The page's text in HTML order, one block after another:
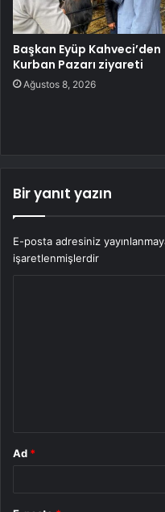
Başkan Eyüp Kahveci’den
Kurban Pazarı ziyareti
Ağustos 8, 2026
Bir yanıt yazın
E-posta adresiniz
işaretlenmişlerdir
Ad *